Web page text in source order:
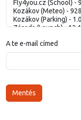
A te e-mail címed